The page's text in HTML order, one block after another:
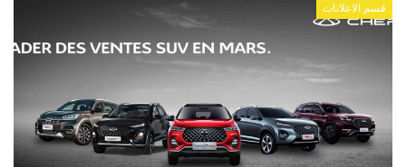
قسم الاعلانات